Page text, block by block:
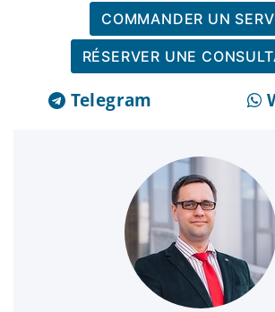
COMMANDER UN
RÉSERVER UNE
Telegram